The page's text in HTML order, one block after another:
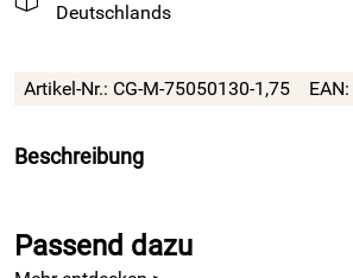
Deutschlands
Artikel-Nr.: CG-M-75050130-1,75 EAN:
Beschreibung
Passend dazu